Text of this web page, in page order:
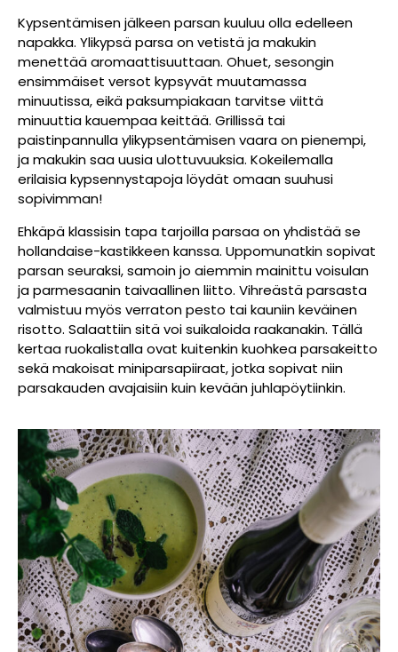
Kypsentämisen jälkeen parsan kuuluu olla edelleen
napakka. Ylikypsä parsa on vetistä ja makukin
menettää aromaattisuuttaan. Ohuet, sesongin
ensimmäiset versot kypsyvät muutamassa
minuutissa, eikä paksumpiakaan tarvitse viittä
minuuttia kauempaa keittää. Grillissä tai
paistinpannulla ylikypsentämisen vaara on pienempi,
ja makukin saa uusia ulottuvuuksia. Kokeilemalla
erilaisia kypsennystapoja löydät omaan suuhusi
sopivimman!
Ehkäpä klassisin tapa tarjoilla parsaa on yhdistää se
hollandaise-kastikkeen kanssa. Uppomunatkin sopivat
parsan seuraksi, samoin jo aiemmin mainittu voisulan
ja parmesaanin taivaallinen liitto. Vihreästä parsasta
valmistuu myös verraton pesto tai kauniin keväinen
risotto. Salaattiin sitä voi suikaloida raakanakin. Tällä
kertaa ruokalistalla ovat kuitenkin kuohkea parsakeitto
sekä makoisat miniparsapiiraat, jotka sopivat niin
parsakauden avajaisiin kuin kevään juhlapöytiinkin.